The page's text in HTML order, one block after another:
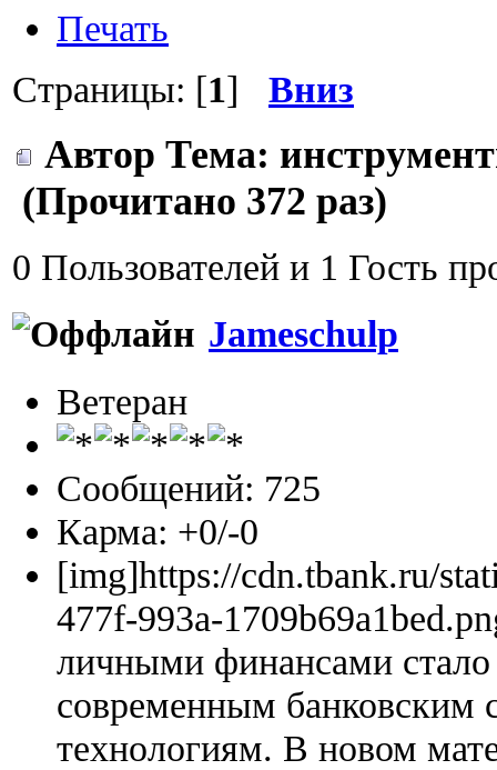
Печать
Страницы: [1] Вниз
Автор Тема:
(Прочитано 372 раз)
0 Пользователей и 1 Гость
Jameschulp
Ветеран
Сообщений: 725
Карма: +0/-0
[img]https://cdn.tbank.ru/
477f-993a-
личными финансами
современным банковским
технологиям. В новом